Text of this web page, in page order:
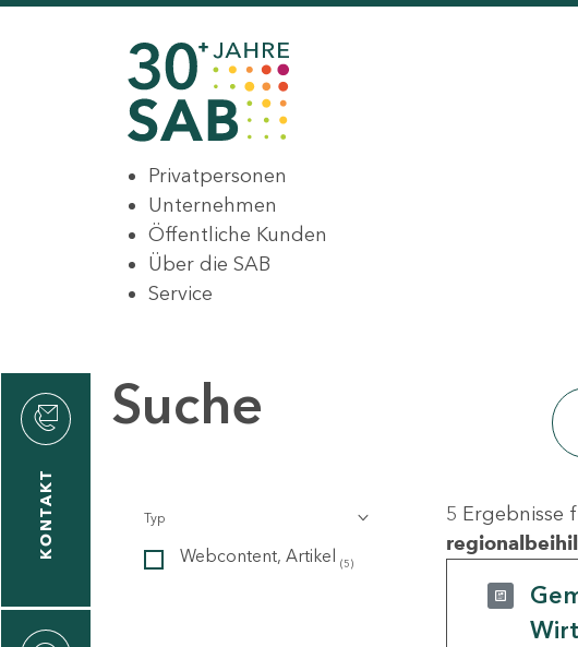
Privatpersonen
Unternehmen
Öffentliche Kunden
Über die SAB
Service
KONTAKT
Suche
Typ
Webcontent, Artikel (5)
5 Ergebnisse